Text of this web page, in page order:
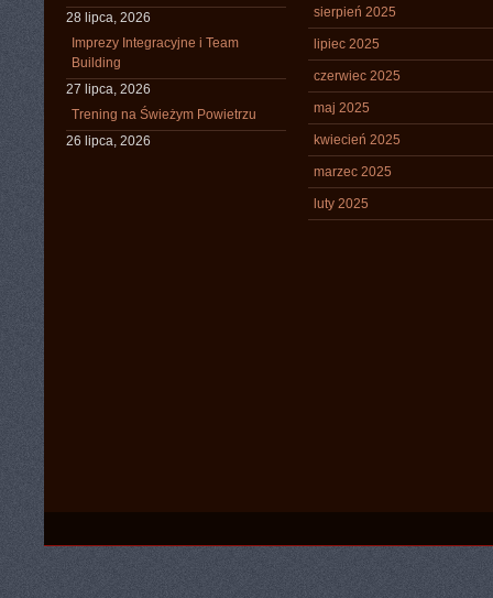
28 lipca, 2026
Imprezy Integracyjne i Team
Building
27 lipca, 2026
Trening na Świeżym Powietrzu
26 lipca, 2026
sierpień 2025
lipiec 2025
czerwiec 2025
maj 2025
kwiecień 2025
marzec 2025
luty 2025